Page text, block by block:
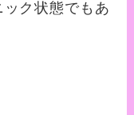
ク状態でもあ